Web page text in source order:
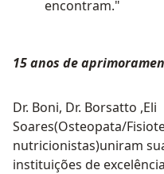
encontram."
15 anos de
Dr. Boni, Dr. Borsatto ,Eli
Soares(Osteopata/
nutricionistas)uniram
instituições de